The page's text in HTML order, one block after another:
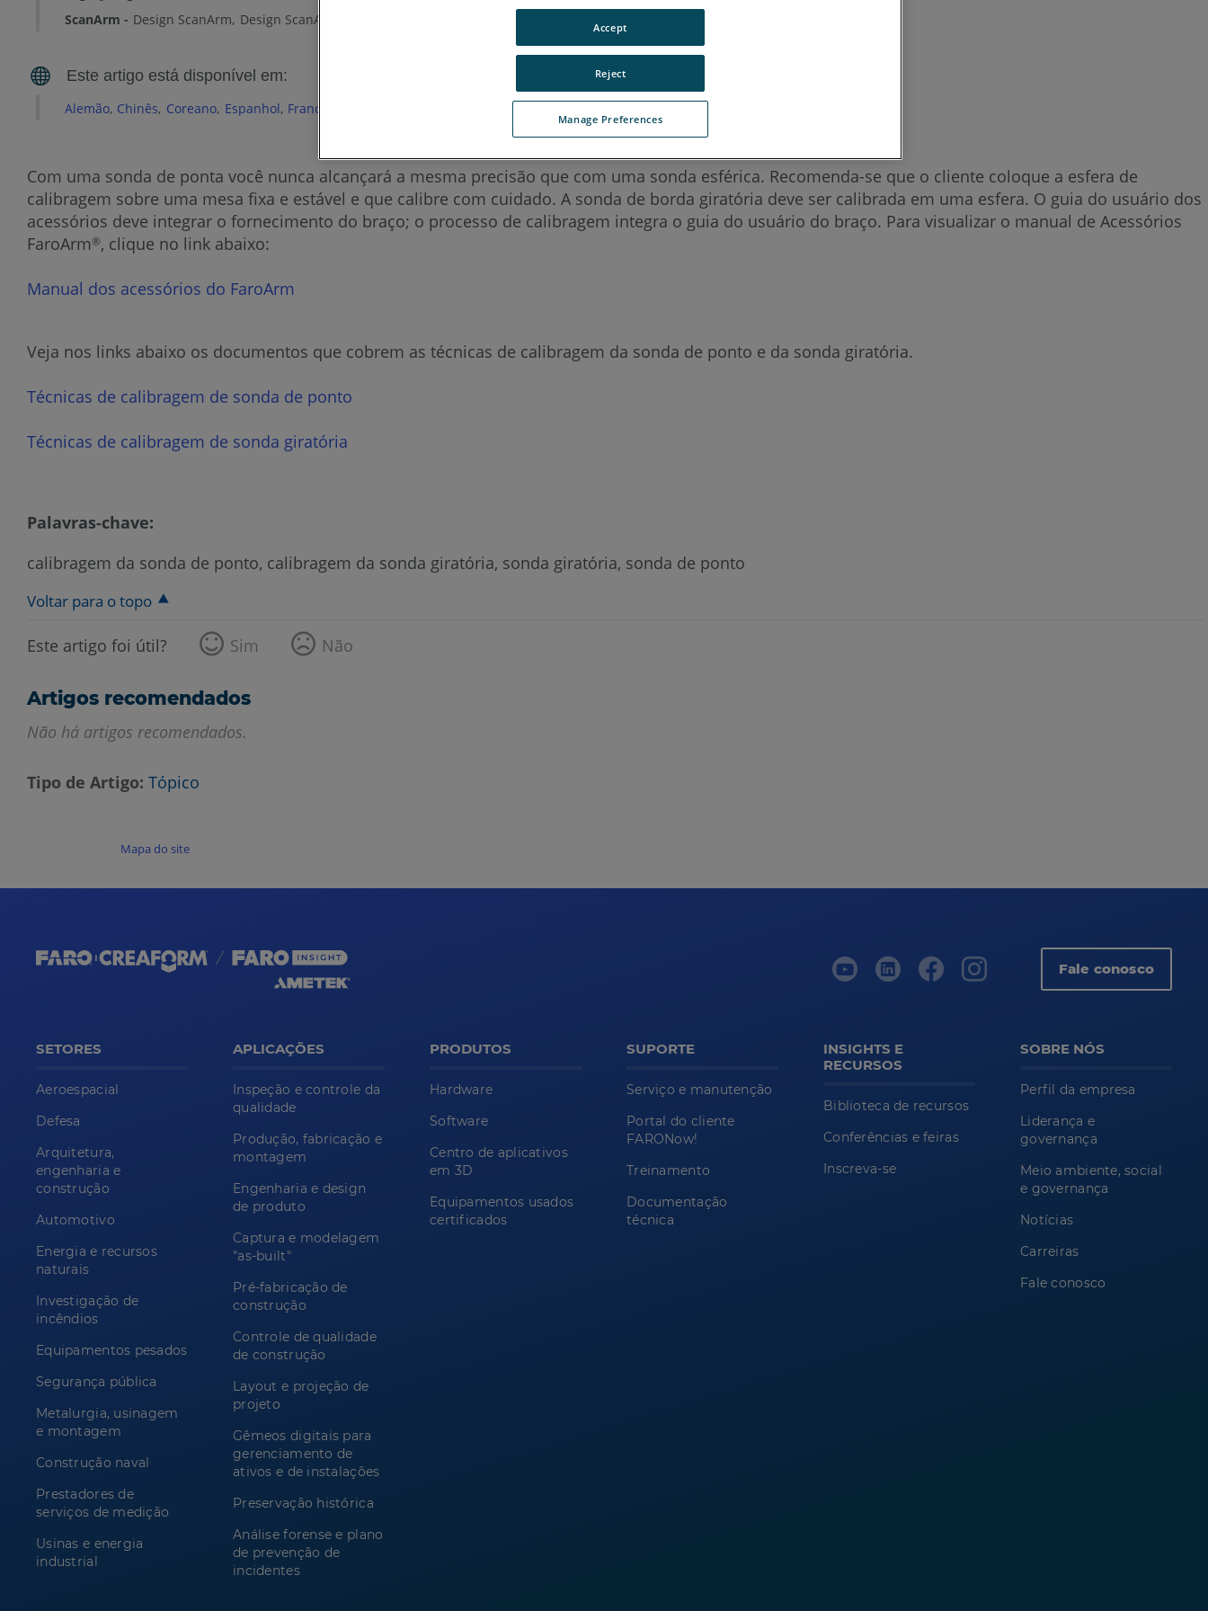
ScanArm
Design ScanArm Design ScanArm 2.0
Alemão Chinês Coreano Espanhol Francês Português
Com uma sonda de ponta você nunca alcançará a mesma precisão que com uma sonda esférica. Recomenda-se que o cliente coloque a esfera de
calibragem sobre uma mesa fixa e estável e que calibre com cuidado. A sonda de borda giratória deve ser calibrada em uma esfera. O guia do usuário dos
acessórios deve integrar o fornecimento do braço; o processo de calibragem integra o guia do usuário do braço. Para visualizar o manual de Acessórios
FaroArm®, clique no link abaixo:
Manual dos acessórios do FaroArm
Veja nos links abaixo os documentos que cobrem as técnicas de calibragem da sonda de ponto e da sonda giratória.
Técnicas de calibragem de sonda de ponto
Técnicas de calibragem de sonda giratória
Palavras-chave:
calibragem da sonda de ponto, calibragem da sonda giratória, sonda giratória, sonda de ponto
Voltar para o topo
Este artigo foi útil? Sim Não
Artigos recomendados
Não há artigos recomendados.
Tipo de Artigo Tópico
Mapa do site
Fale conosco
SETORES
Aeroespacial
Defesa
Arquitetura,
engenharia e
construção
Automotivo
Energia e recursos
naturais
Investigação de
incêndios
Equipamentos pesados
Segurança pública
Metalurgia, usinagem
e montagem
Construção naval
Prestadores de
serviços de medição
Usinas e energia
industrial
APLICAÇÕES
Inspeção e controle da
qualidade
Produção, fabricação e
montagem
Engenharia e design
de produto
Captura e modelagem
"as-built"
Pré-fabricação de
construção
Controle de qualidade
de construção
Layout e projeção de
projeto
Gêmeos digitais para
gerenciamento de
ativos e de instalações
Preservação histórica
Análise forense e plano
de prevenção de
incidentes
PRODUTOS
Hardware
Software
Centro de aplicativos
em 3D
Equipamentos usados
certificados
SUPORTE
Serviço e manutenção
Portal do cliente
FARONow!
Treinamento
Documentação
técnica
INSIGHTS E
RECURSOS
Biblioteca de recursos
Conferências e feiras
Inscreva-se
SOBRE NÓS
Perfil da empresa
Liderança e
governança
Meio ambiente, social
e governança
Notícias
Carreiras
Fale conosco
Manage Preferences
Reject
Accept